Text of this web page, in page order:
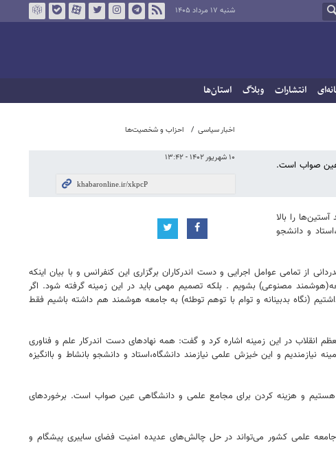
شنبه ۱۷ مرداد ۱۴۰۵
انتشارات وبلاگ استان‌ها
اخبار سیاسی احزاب و شخصیت‌ها
۱۰ شهریور ۱۴۰۲ - ۱۳:۴۲
عین صواب است.
را بالا
و دانشجو
از تمامی عوامل اجرایی و دست اندرکاران برگزاری این کنفرانس و با بیان اینکه
مصنوعی) بشویم . بلکه تصمیم مهمی باید در این زمینه گرفته شود. اگر
(نگاه بدبینانه و توام با توهم توطئه) به جامعه هوشمند هم داشته باشیم فقط
انقلاب در این زمینه اشاره کرد و گفت: همه نهادهای دست اندرکار علم و فناوری
و این خیزش علمی نیازمند دانشگاه،استاد و دانشجو بانشاط و باانگیزه
و هزینه کردن برای مجامع علمی و دانشگاهی عین صواب است. برخوردهای
علمی کشور می‌تواند در حل چالش‌های عدیده امنیت فضای سایبری پیشگام و